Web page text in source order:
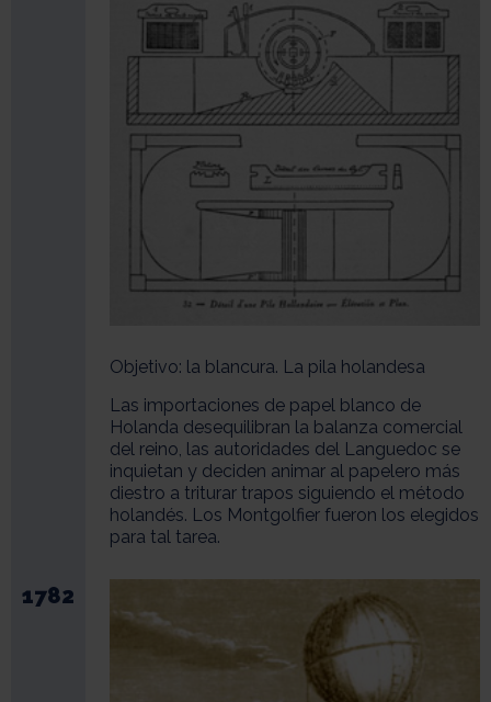
Objetivo: la blancura. La pila holandesa
Las importaciones de papel blanco de
Holanda desequilibran la balanza comercial
del reino, las autoridades del Languedoc se
inquietan y deciden animar al papelero más
diestro a triturar trapos siguiendo el método
holandés. Los Montgolfier fueron los elegidos
para tal tarea.
1782